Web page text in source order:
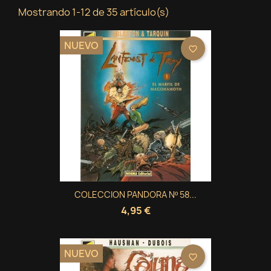
Mostrando 1-12 de 35 artículo(s)
COLECCION PANDORA Nº 58...
4,95 €
NUEVO favorite_border
NUEVO favorite_border